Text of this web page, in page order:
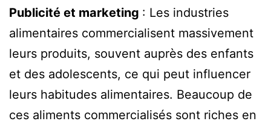
Publicité et marketing : Les industries
alimentaires commercialisent massivement
leurs produits, souvent auprès des enfants
et des adolescents, ce qui peut influencer
leurs habitudes alimentaires. Beaucoup de
ces aliments commercialisés sont riches en